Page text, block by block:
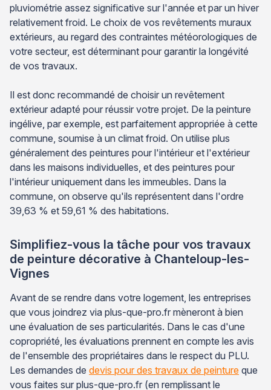
pluviométrie assez significative sur l'année et par un hiver
relativement froid. Le choix de vos revêtements muraux
extérieurs, au regard des contraintes météorologiques de
votre secteur, est déterminant pour garantir la longévité
de vos travaux.
Il est donc recommandé de choisir un revêtement
extérieur adapté pour réussir votre projet. De la peinture
ingélive, par exemple, est parfaitement appropriée à cette
commune, soumise à un climat froid. On utilise plus
généralement des peintures pour l'intérieur et l'extérieur
dans les maisons individuelles, et des peintures pour
l'intérieur uniquement dans les immeubles. Dans la
commune, on observe qu'ils représentent dans l'ordre
39,63 % et 59,61 % des habitations.
Simplifiez-vous la tâche pour vos travaux
de peinture décorative à Chanteloup-les-
Vignes
Avant de se rendre dans votre logement, les entreprises
que vous joindrez via plus-que-pro.fr mèneront à bien
une évaluation de ses particularités. Dans le cas d'une
copropriété, les évaluations prennent en compte les avis
de l'ensemble des propriétaires dans le respect du PLU.
Les demandes de devis pour des travaux de peinture que
vous faites sur plus-que-pro.fr (en remplissant le